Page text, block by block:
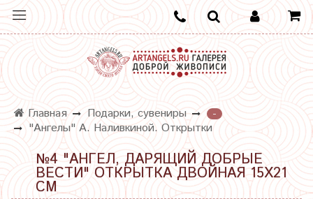
Главная Подарки, сувениры
-
"Ангелы" А. Наливкиной. Открытки
№4 "АНГЕЛ, ДАРЯЩИЙ ДОБРЫЕ
ВЕСТИ" ОТКРЫТКА ДВОЙНАЯ 15Х21
СМ